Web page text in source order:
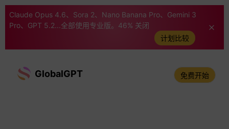
Claude Opus 4.6、Sora 2、Nano Banana Pro、Gemini 3
Pro、GPT 5.2...全部使用专业版。46% 关闭
计划比较
GlobalGPT 免费开始